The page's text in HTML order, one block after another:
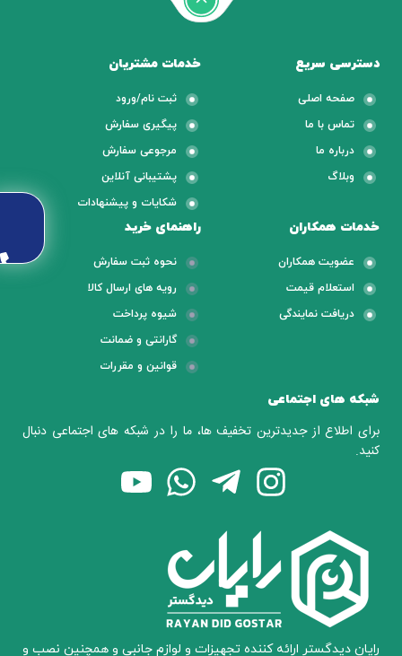
دسترسی سریع خدمات مشتریان
خدمات همکاران راهنمای خرید
شبکه های اجتماعی
صفحه اصلی
تماس با ما
درباره ما
وبلاگ
ثبت نام/ورود
پیگیری سفارش
مرجوعی سفارش
پشتیبانی آنلاین
شکایات و پیشنهادات
عضویت همکاران
استعلام قیمت
دریافت نمایندگی
نحوه ثبت سفارش
رویه های ارسال کالا
شیوه پرداخت
گارانتی و ضمانت
قوانین و مقررات
برای اطلاع از جدیدترین تخفیف ها، ما را در شبکه های اجتماعی دنبال
کنید.
رایان دیدگستر ارائه کننده تجهیزات و لوازم جانبی و همچنین نصب و